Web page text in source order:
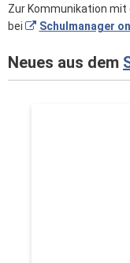
Zur Kommunikation mit
bei
Schulmanager
Neues aus dem